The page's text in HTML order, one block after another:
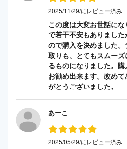
2025/11/29/にレビュー済み
この度は大変お世話に
で若干不安もありまし
ので購入を決めました
取りも、とてもスムー
るものになりました。
お勧め出来ます。改め
がとうございました。
あーこ
2025/05/29/にレビュー済み